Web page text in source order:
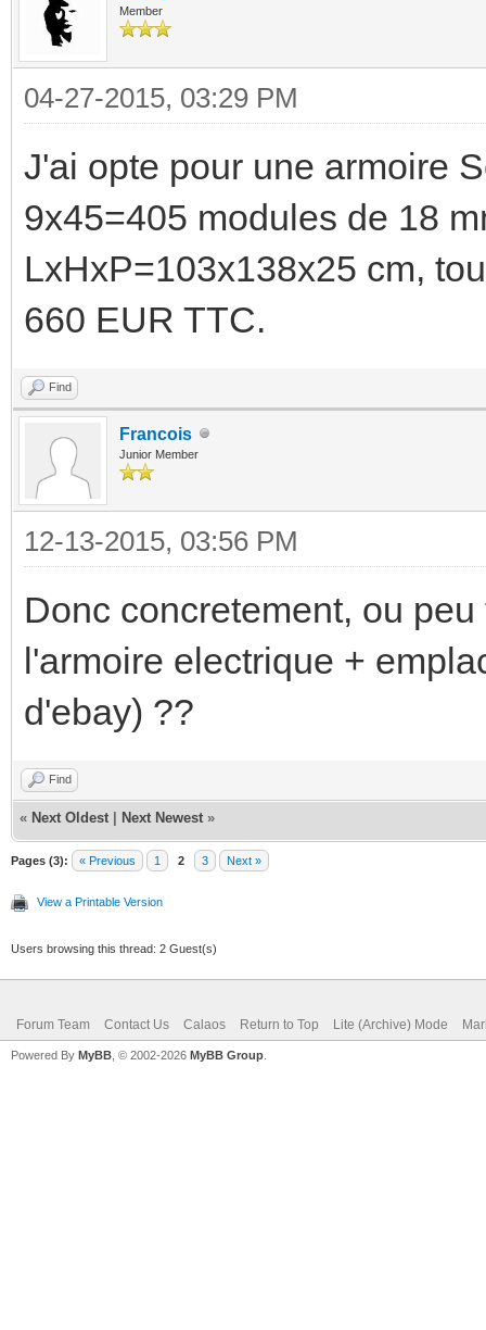
Member
04-27-2015, 03:29 PM
J'ai opte pour une armoire
9x45=405 modules de 18
LxHxP=103x138x25 cm,
660 EUR TTC.
Find
Francois
Junior Member
12-13-2015, 03:56 PM
Donc concretement, ou
l'armoire electrique +
d'ebay) ??
Find
« Next Oldest Next Newest »
Pages (3): « Previous 1 2 3 Next »
View a Printable Version
Users browsing this thread: 2 Guest(s)
Forum Team Contact Us Calaos Return to Top Lite (Archive) Mode
Powered By MyBB , © 2002-2026 MyBB Group